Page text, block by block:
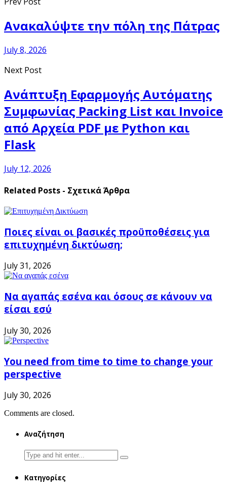
Ανακαλύψτε την πόλη της Πάτρας
July 8, 2026
Next Post
Ανάπτυξη Εφαρμογής Αυτόματης
Συμφωνίας Packing List και Invoice
από Αρχεία PDF με Python και
Flask
July 12, 2026
Related Posts - Σχετικά Άρθρα
Ποιες είναι οι βασικές προϋποθέσεις για
επιτυχημένη δικτύωση;
July 31, 2026
Να αγαπάς εσένα και όσους σε κάνουν να
είσαι εσύ
July 30, 2026
You need from time to time to change your
perspective
July 30, 2026
Comments are closed.
Αναζήτηση
Search
for:
Κατηγορίες